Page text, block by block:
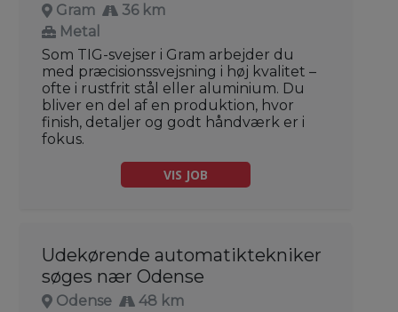
Gram
36 km
Metal
Som TIG-svejser i Gram arbejder du
med præcisionssvejsning i høj kvalitet –
ofte i rustfrit stål eller aluminium. Du
bliver en del af en produktion, hvor
finish, detaljer og godt håndværk er i
fokus.
VIS JOB
Udekørende automatiktekniker
søges nær Odense
Odense
48 km